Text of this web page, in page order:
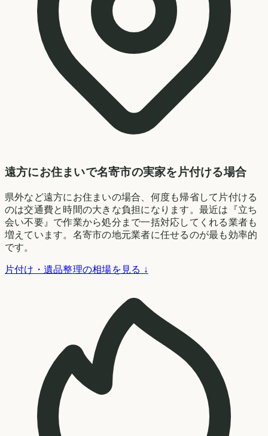
遠方にお住まいで名寄市の実家を片付ける場合
県外など遠方にお住まいの場合、何度も帰省して片付ける
のは交通費と時間の大きな負担になります。最近は『立ち
会い不要』で作業から処分まで一括対応してくれる業者も
増えています。名寄市の地元業者に任せるのが最も効率的
です。
片付け・遺品整理の相場を見る ↓